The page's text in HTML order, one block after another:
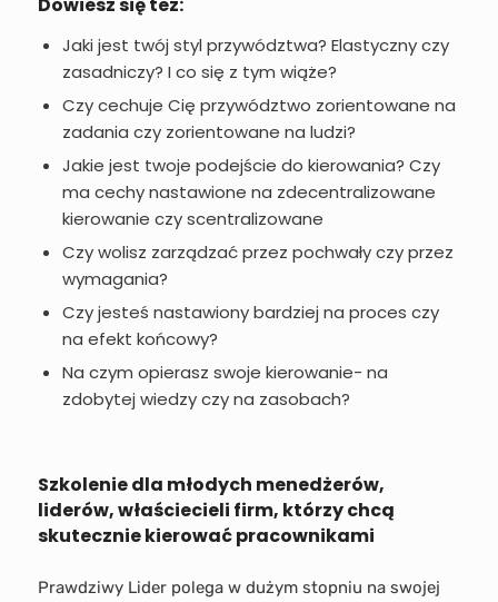
Jaki jest twój styl przywództwa? Elastyczny czy
zasadniczy? I co się z tym wiąże?
Czy cechuje Cię przywództwo zorientowane na
zadania czy zorientowane na ludzi?
Jakie jest twoje podejście do kierowania? Czy
ma cechy nastawione na zdecentralizowane
kierowanie czy scentralizowane
Czy wolisz zarządzać przez pochwały czy przez
wymagania?
Czy jesteś nastawiony bardziej na proces czy
na efekt końcowy?
Na czym opierasz swoje kierowanie- na
zdobytej wiedzy czy na zasobach?
Szkolenie dla młodych menedżerów,
liderów, właściecieli firm, którzy chcą
skutecznie kierować pracownikami
Prawdziwy Lider polega w dużym stopniu na swojej